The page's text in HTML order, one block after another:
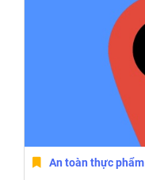
An toàn thực phẩm